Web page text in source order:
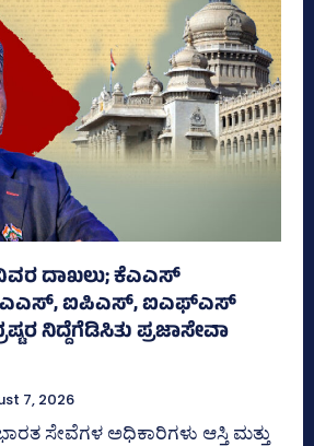
ದಾಖಲು; ಕೆಎಎಸ್
ಐಪಿಎಸ್‌, ಐಎಫ್‌ಎಸ್‌
ನಿದ್ದೆಗೆಡಿಸಿತು ಪ್ರಜಾಸೇವಾ
7, 2026
ಸೇವೆಗಳ ಅಧಿಕಾರಿಗಳು ಆಸ್ತಿ ಮತ್ತು